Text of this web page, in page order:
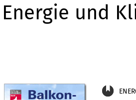
Energie und